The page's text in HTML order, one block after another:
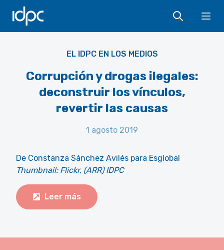
IDPC
EL IDPC EN LOS MEDIOS
Corrupción y drogas ilegales:
deconstruir los vínculos,
revertir las causas
1 agosto 2019
De Constanza Sánchez Avilés para Esglobal
Thumbnail: Flickr, (ARR) IDPC
Leer más